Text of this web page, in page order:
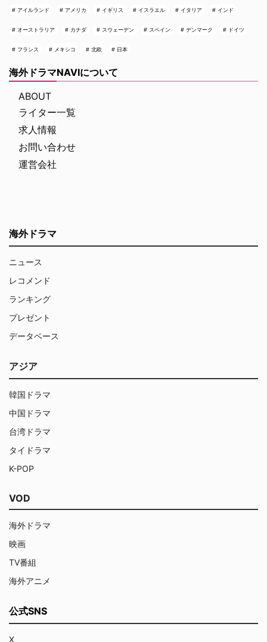
アイルランド アメリカ イギリス イスラエル イタリア インド
オーストラリア カナダ スウェーデン スペイン デンマーク ドイツ
フランス メキシコ 北欧 日本
海外ドラマNAVIについて
ABOUT
ライター一覧
求人情報
お問い合わせ
運営会社
海外ドラマ
ニュース
レコメンド
ランキング
プレゼント
データベース
アジア
韓国ドラマ
中国ドラマ
台湾ドラマ
タイドラマ
K-POP
VOD
海外ドラマ
映画
TV番組
海外アニメ
公式SNS
X